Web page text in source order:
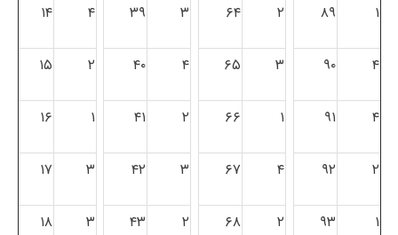
۱ ۸۹ ۲ ۶۴ ۳ ۳۹ ۴ ۱۴
۴ ۹۰ ۳ ۶۵ ۴ ۴۰ ۲ ۱۵
۴ ۹۱ ۱ ۶۶ ۲ ۴۱ ۱ ۱۶
۲ ۹۲ ۴ ۶۷ ۳ ۴۲ ۳ ۱۷
۱ ۹۳ ۲ ۶۸ ۲ ۴۳ ۳ ۱۸